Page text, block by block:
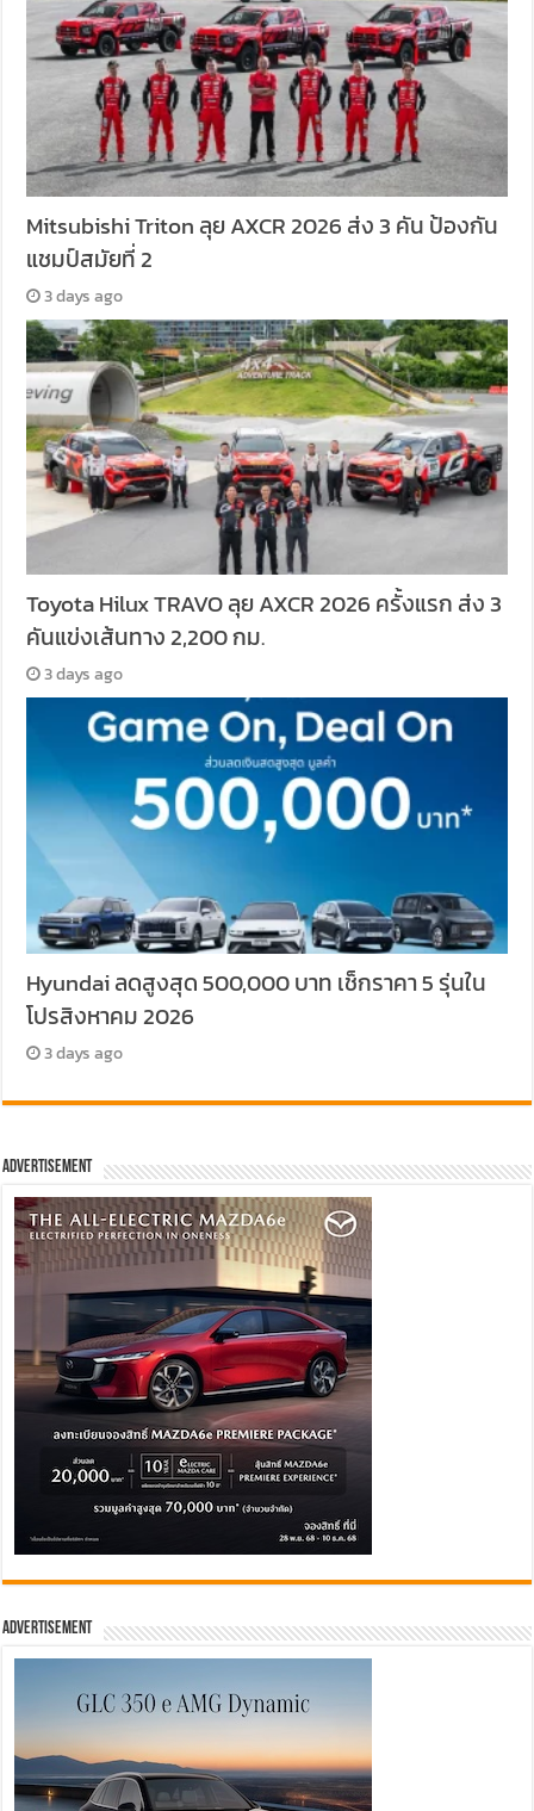
Mitsubishi Triton ลุย AXCR 2026 ส่ง 3 คัน ป้องกัน
แชมป์สมัยที่ 2
3 days ago
Toyota Hilux TRAVO ลุย AXCR 2026 ครั้งแรก ส่ง 3
คันแข่งเส้นทาง 2,200 กม.
3 days ago
Hyundai ลดสูงสุด 500,000 บาท เช็กราคา 5 รุ่นใน
โปรสิงหาคม 2026
3 days ago
Advertisement
Advertisement